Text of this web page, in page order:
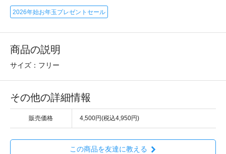
2026年始お年玉プレゼントセール
商品の説明
サイズ：フリー
その他の詳細情報
販売価格 4,500円(税込4,950円)
この商品を友達に教える